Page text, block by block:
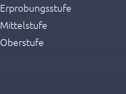
Erprobungsstufe
Mittelstufe
Oberstufe